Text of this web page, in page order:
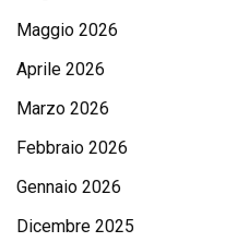
Maggio 2026
Aprile 2026
Marzo 2026
Febbraio 2026
Gennaio 2026
Dicembre 2025